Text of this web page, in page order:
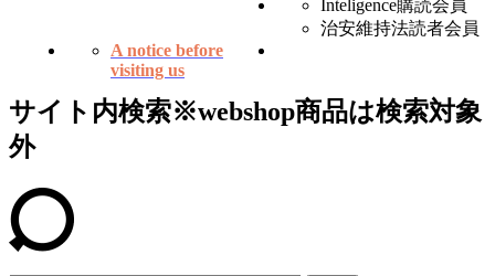
Inteligence購読会員
治安維持法読者会員
A notice before
visiting us
サイト内検索※webshop商品は検索対象
外